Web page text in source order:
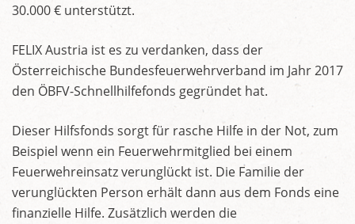
30.000 € unterstützt.
FELIX Austria ist es zu verdanken, dass der
Österreichische Bundesfeuerwehrverband im Jahr 2017
den ÖBFV-Schnellhilfefonds gegründet hat.
Dieser Hilfsfonds sorgt für rasche Hilfe in der Not, zum
Beispiel wenn ein Feuerwehrmitglied bei einem
Feuerwehreinsatz verunglückt ist. Die Familie der
verunglückten Person erhält dann aus dem Fonds eine
finanzielle Hilfe. Zusätzlich werden die